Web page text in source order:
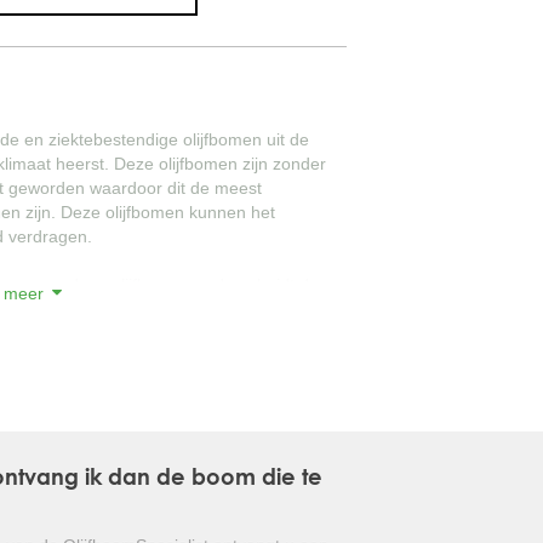
GLANSMISPEL
OLIJFWILG
CIPRES
EUCALYPTUS
en ziektebestendige olijfbomen uit de
heerst. Deze olijfbomen zijn zonder
waardoor dit de meest
zijn. Deze olijfbomen kunnen het
van deze olijfbomen onderscheidt de
kwekerij en overtuig uzelf!
verbouwd in het mediterrane gebied.
de olijfboom zich uitstekend voor de
meer
ik dan de boom die te